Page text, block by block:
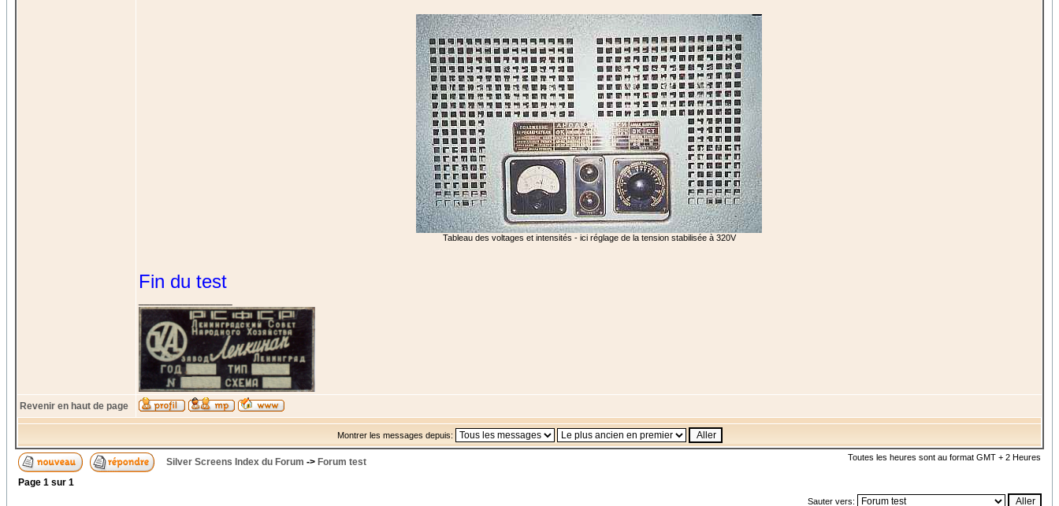
Tableau des voltages et intensités - ici réglage de la tension stabilisée à 320V
Fin du test
Revenir en haut de page
Montrer les messages depuis:
Silver Screens Index du Forum -> Forum test Toutes les heures sont au format GMT + 2 Heures
Page 1 sur 1
Sauter vers: